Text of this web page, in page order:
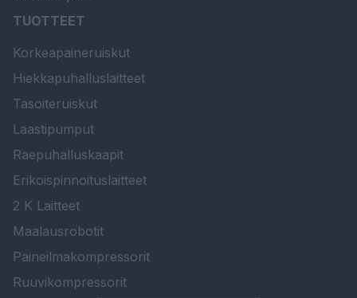
TUOTTEET
Korkeapaineruiskut
Hiekkapuhalluslaitteet
Tasoiteruiskut
Laastipumput
Raepuhalluskaapit
Erikoispinnoituslaitteet
2 K Laitteet
Maalausrobotit
Paineilmakompressorit
Ruuvikompressorit